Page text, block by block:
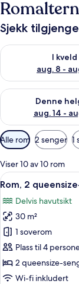
Sjekk
I kveld
aug. 8 -
Sjekk
Denne
aug. 14 -
Sjekk
Tilgjengelige
filtre
for
rom
Alle rom 2 senger 1
Viser 10 av 10 rom
Åpne
alle
bildene
av
Rom,
2
queensize-
senger
5
Rom, 2
Delvis havutsikt
30 m²
1 soverom
Plass til 4
2 queensize-
Wi-fi inkludert